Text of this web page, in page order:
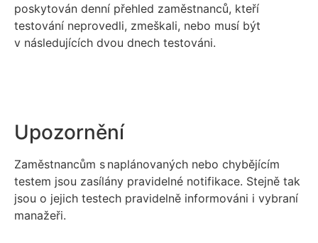
poskytován denní přehled zaměstnanců, kteří
testování neprovedli, zmeškali, nebo musí být
v následujících dvou dnech testováni.
Upozornění
Zaměstnancům s naplánovaných nebo chybějícím
testem jsou zasílány pravidelné notifikace. Stejně tak
jsou o jejich testech pravidelně informováni i vybraní
manažeři.